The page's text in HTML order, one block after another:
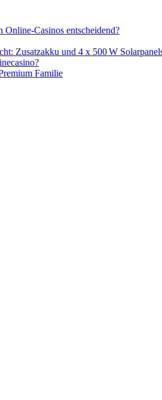
Online-Casinos entscheidend?
Zusatzakku und 4 x 500 W
Familie